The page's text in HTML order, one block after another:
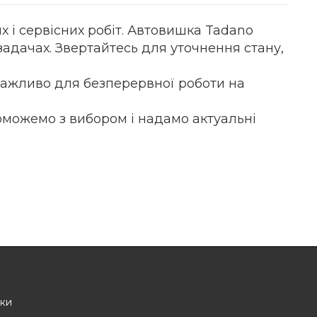
сервісних робіт. Автовишка Tadano
Звертайтесь для уточнення стану,
для безперервної роботи на
з вибором і надамо актуальні